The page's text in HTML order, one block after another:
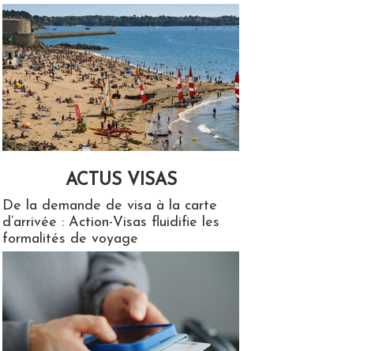
ACTUS VISAS
De la demande de visa à la carte
d’arrivée : Action-Visas fluidifie les
formalités de voyage